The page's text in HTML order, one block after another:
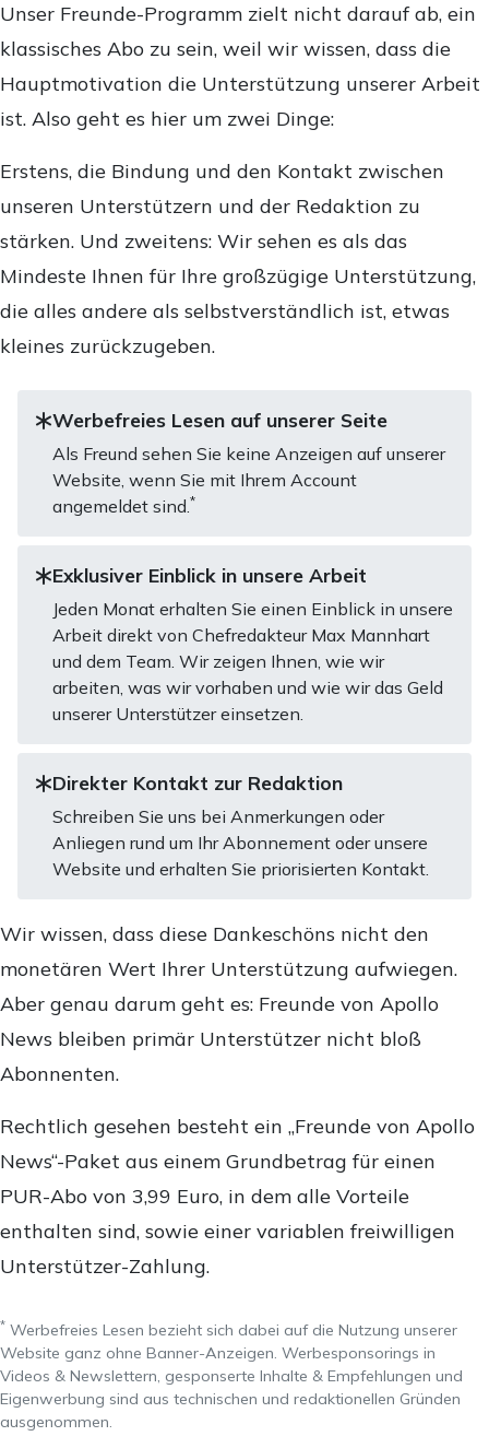
Unser Freunde-Programm zielt nicht darauf ab, ein
klassisches Abo zu sein, weil wir wissen, dass die
Hauptmotivation die Unterstützung unserer Arbeit
ist. Also geht es hier um zwei Dinge:
Erstens, die Bindung und den Kontakt zwischen
unseren Unterstützern und der Redaktion zu
stärken. Und zweitens: Wir sehen es als das
Mindeste Ihnen für Ihre großzügige Unterstützung,
die alles andere als selbstverständlich ist, etwas
kleines zurückzugeben.
Werbefreies Lesen auf unserer Seite
Als Freund sehen Sie keine Anzeigen auf unserer
Website, wenn Sie mit Ihrem Account
angemeldet sind.*
Exklusiver Einblick in unsere Arbeit
Jeden Monat erhalten Sie einen Einblick in unsere
Arbeit direkt von Chefredakteur Max Mannhart
und dem Team. Wir zeigen Ihnen, wie wir
arbeiten, was wir vorhaben und wie wir das Geld
unserer Unterstützer einsetzen.
Direkter Kontakt zur Redaktion
Schreiben Sie uns bei Anmerkungen oder
Anliegen rund um Ihr Abonnement oder unsere
Website und erhalten Sie priorisierten Kontakt.
Wir wissen, dass diese Dankeschöns nicht den
monetären Wert Ihrer Unterstützung aufwiegen.
Aber genau darum geht es: Freunde von Apollo
News bleiben primär Unterstützer nicht bloß
Abonnenten.
Rechtlich gesehen besteht ein „Freunde von Apollo
News“-Paket aus einem Grundbetrag für einen
PUR-Abo von 3,99 Euro, in dem alle Vorteile
enthalten sind, sowie einer variablen freiwilligen
Unterstützer-Zahlung.
* Werbefreies Lesen bezieht sich dabei auf die Nutzung unserer
Website ganz ohne Banner-Anzeigen. Werbesponsorings in
Videos & Newslettern, gesponserte Inhalte & Empfehlungen und
Eigenwerbung sind aus technischen und redaktionellen Gründen
ausgenommen.